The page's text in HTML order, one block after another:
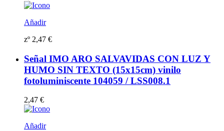
Añadir
zº 2,47 €
Señal IMO ARO SALVAVIDAS CON LUZ Y
HUMO SIN TEXTO (15x15cm) vinilo
fotoluminiscente 104059 / LSS008.1
2,47 €
Añadir